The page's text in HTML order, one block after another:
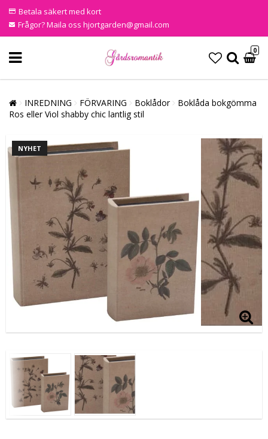
Betala säkert med kort
Frågor? Maila oss hjortgarden@gmail.com
0
INREDNING FÖRVARING Boklådor
Boklåda bokgömma
Ros eller Viol shabby chic lantlig stil
NYHET